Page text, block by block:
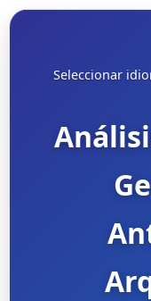
Seleccionar